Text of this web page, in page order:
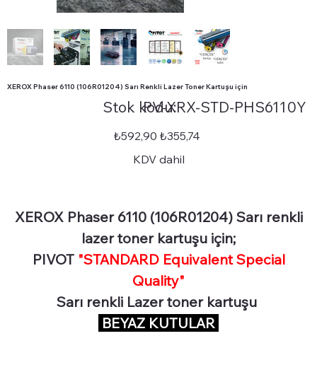
XEROX Phaser 6110 (106R01204) Sarı Renkli Lazer Toner Kartuşu için
Stok kodu:
kodu:
STD-
PHS6110Y
PV-XRX-STD-PHS6110Y
Orijinal
fiyat
₺592,90 İndirimli
fiyat
₺355,74
KDV dahil
XEROX Phaser 6110 (106R01204) Sarı renkli
lazer toner kartuşu için;
PIVOT "STANDARD Equivalent Special
Quality"
Sarı renkli Lazer toner kartuşu
BEYAZ KUTULAR